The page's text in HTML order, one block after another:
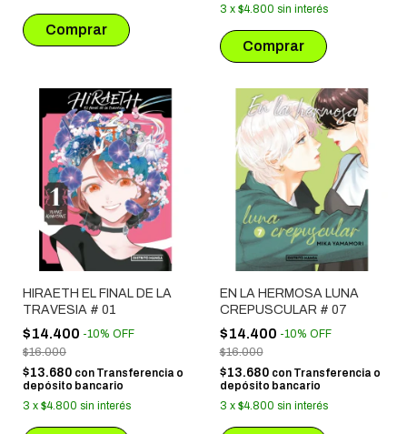
3 x $4.800 sin interés
HIRAETH EL FINAL DE LA
TRAVESIA # 01
$14.400 -10% OFF
$16.000
$13.680 con Transferencia o
depósito bancario
3 x $4.800 sin interés
EN LA HERMOSA LUNA
CREPUSCULAR # 07
$14.400 -10% OFF
$16.000
$13.680 con Transferencia o
depósito bancario
3 x $4.800 sin interés